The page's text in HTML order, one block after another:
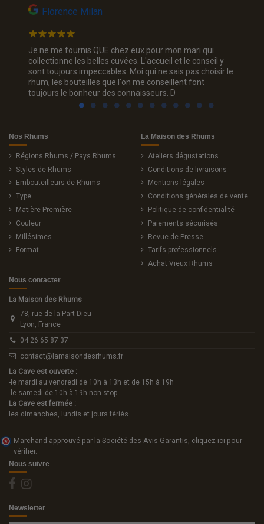
Florence Milan
Je ne me fournis QUE chez eux pour mon mari qui
collectionne les belles cuvées. L'accueil et le conseil y
sont toujours impeccables. Moi qui ne sais pas choisir le
rhum, les bouteilles que l'on me conseillent font
toujours le bonheur des connaisseurs. D
Nos Rhums
Régions Rhums / Pays Rhums
Styles de Rhums
Embouteilleurs de Rhums
Type
Matière Première
Couleur
Millésimes
Format
La Maison des Rhums
Ateliers dégustations
Conditions de livraisons
Mentions légales
Conditions générales de vente
Politique de confidentialité
Paiements sécurisés
Revue de Presse
Tarifs professionnels
Achat Vieux Rhums
Nous contacter
La Maison des Rhums
78, rue de la Part-Dieu
Lyon, France
04 26 65 87 37
contact@lamaisondesrhums.fr
La Cave est ouverte :
-le mardi au vendredi de 10h à 13h et de 15h à 19h
-le samedi de 10h à 19h non-stop.
La Cave est fermée :
les dimanches, lundis et jours fériés.
Marchand approuvé par la Société des Avis Garantis, cliquez ici pour
vérifier.
Nous suivre
Newsletter